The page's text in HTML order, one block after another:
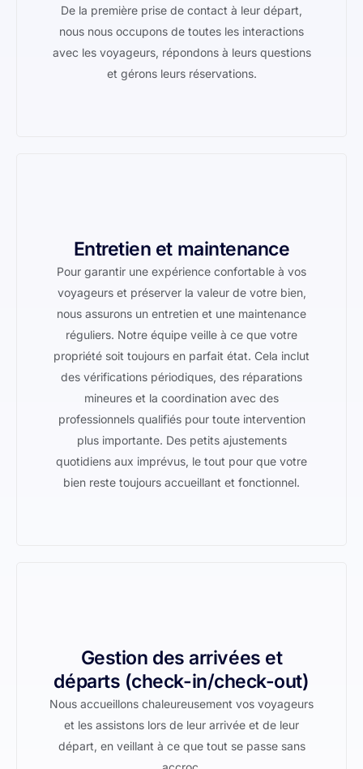
De la première prise de contact à leur départ,
nous nous occupons de toutes les interactions
avec les voyageurs, répondons à leurs questions
et gérons leurs réservations.
Entretien et maintenance
Pour garantir une expérience confortable à vos
voyageurs et préserver la valeur de votre bien,
nous assurons un entretien et une maintenance
réguliers. Notre équipe veille à ce que votre
propriété soit toujours en parfait état. Cela inclut
des vérifications périodiques, des réparations
mineures et la coordination avec des
professionnels qualifiés pour toute intervention
plus importante. Des petits ajustements
quotidiens aux imprévus, le tout pour que votre
bien reste toujours accueillant et fonctionnel.
Gestion des arrivées et
départs (check-in/check-out)
Nous accueillons chaleureusement vos voyageurs
et les assistons lors de leur arrivée et de leur
départ, en veillant à ce que tout se passe sans